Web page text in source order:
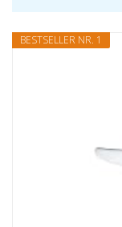
BESTSELLER NR. 1